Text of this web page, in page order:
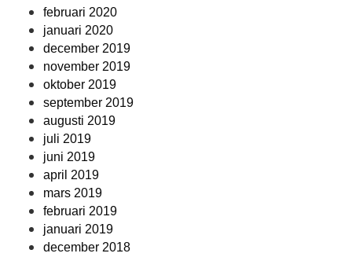
februari 2020
januari 2020
december 2019
november 2019
oktober 2019
september 2019
augusti 2019
juli 2019
juni 2019
april 2019
mars 2019
februari 2019
januari 2019
december 2018